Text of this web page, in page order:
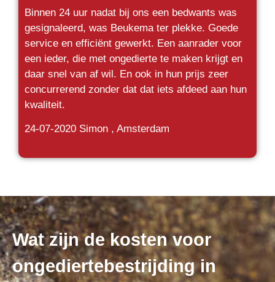
Binnen 24 uur nadat bij ons een bedwants was
gesignaleerd, was Beukema ter plekke. Goede
service en efficiënt gewerkt. Een aanrader voor
een ieder, die met ongedierte te maken krijgt en
daar snel van af wil. En ook in hun prijs zeer
concurrerend zonder dat dat iets afdeed aan hun
kwaliteit.
24-07-2020 Simon , Amsterdam
Wat zijn de kosten voor
ongediertebestrijding in